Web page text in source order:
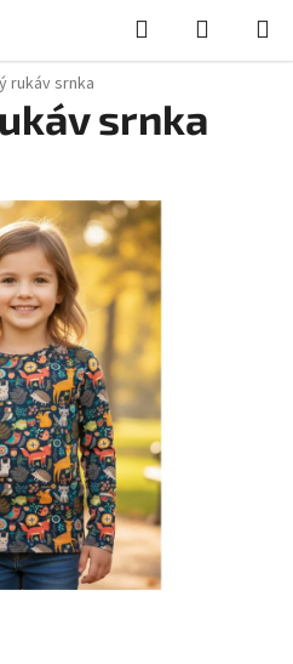
Hľadať
KOŠÍK
rukáv srnka
srnka